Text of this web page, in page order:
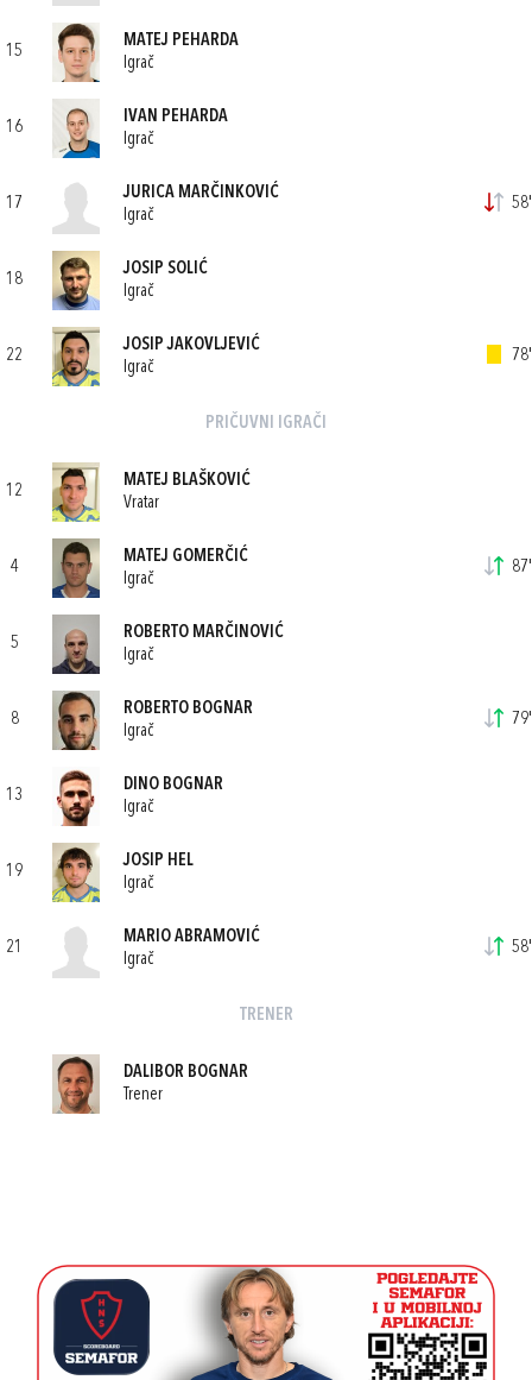
15
MATEJ PEHARDA
Igrač
16
IVAN PEHARDA
Igrač
17
JURICA MARČINKOVIĆ
Igrač
58'
18
JOSIP SOLIĆ
Igrač
22
JOSIP JAKOVLJEVIĆ
Igrač
78'
PRIČUVNI IGRAČI
12
MATEJ BLAŠKOVIĆ
Vratar
4
MATEJ GOMERČIĆ
Igrač
87'
5
ROBERTO MARČINOVIĆ
Igrač
8
ROBERTO BOGNAR
Igrač
79'
13
DINO BOGNAR
Igrač
19
JOSIP HEL
Igrač
21
MARIO ABRAMOVIĆ
Igrač
58'
TRENER
DALIBOR BOGNAR
Trener